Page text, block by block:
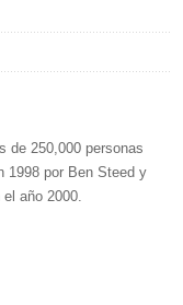
de 250,000 personas
1998 por Ben Steed y
el año 2000.